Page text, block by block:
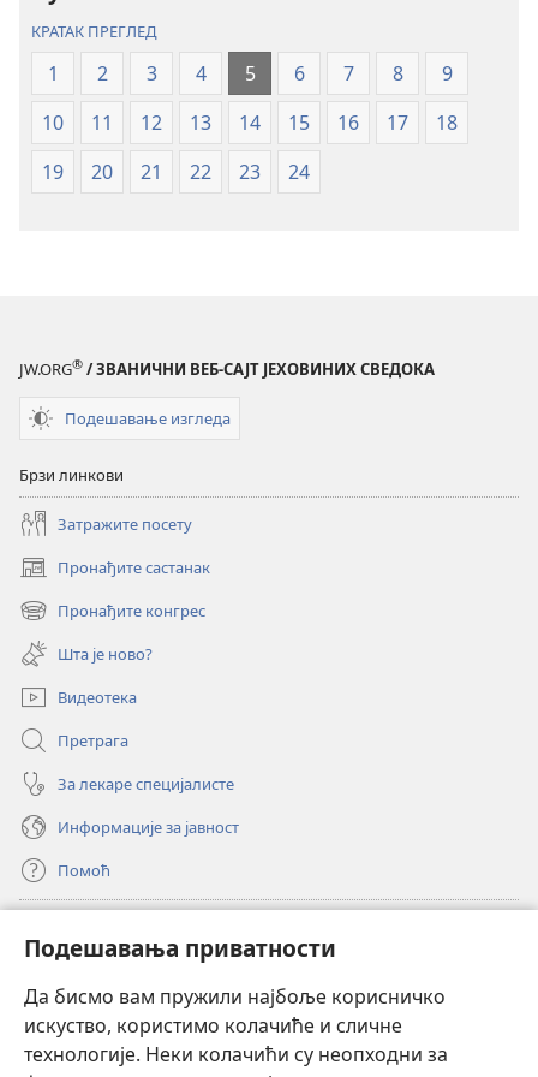
Подешавања приватности
Да бисмо вам пружили најбоље корисничко
искуство, користимо колачиће и сличне
технологије. Неки колачићи су неопходни за
(ревидирано
издање
(ревидирано
издање
КРАТАК ПРЕГЛЕД
1 2 3 4 5 6 7 8
9
10
11 12 13 14 15 16 17
18
19
20 21 22 23 24
JW.ORG® / ЗВАНИЧНИ ВЕБ-САЈТ ЈЕХОВИНИХ СВЕДОКА
Подешавање изгледа
Брзи линкови
Затражите посету
Пронађите састанак
(отвара
нови
прозор)
Пронађите конгрес
(отвара
нови
прозор)
Шта је ново?
Видеотека
Претрага
За лекаре специјалисте
Информације за јавност
Помоћ
(отвара
нови
прозор)ОНЛАЈН БИБЛИОТЕКА Watchtower
(отвара
нови
прозор)JW Hub®
(отвара